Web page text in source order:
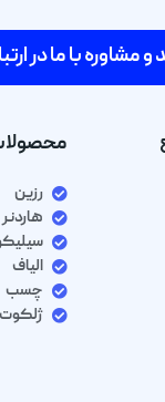
و مشاوره با ما در
رزین
هاردنر
الیاف
چسب
ژلکوت